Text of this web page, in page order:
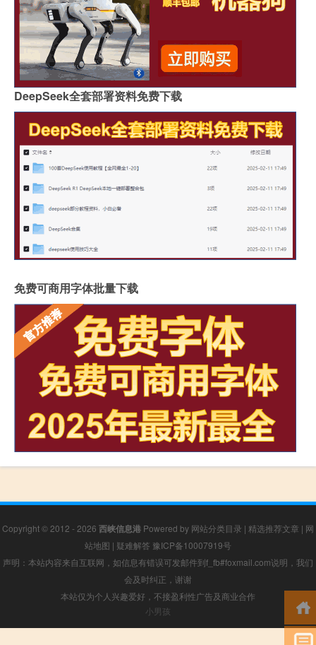
DeepSeek全套部署资料免费下载
免费可商用字体批量下载
Copyright © 2012 - 2026 西峡信息港 Powered by 网站分类目录 | 精选推荐文章 | 网
站地图 | 疑难解答 豫ICP备10007919号
声明：本站内容来自互联网，如信息有错误可发邮件到f_fb#foxmail.com说明，我们
会及时纠正，谢谢
本站仅为个人兴趣爱好，不接盈利性广告及商业合作
小男孩